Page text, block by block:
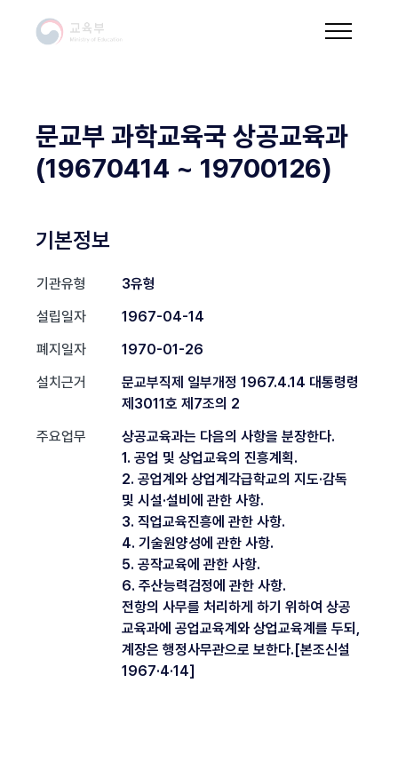
문교부 과학교육국 상공교육과
(19670414 ~ 19700126)
기본정보
기관유형
3유형
설립일자
1967-04-14
폐지일자
1970-01-26
설치근거
문교부직제 일부개정 1967.4.14 대통령령
제3011호 제7조의 2
주요업무
상공교육과는 다음의 사항을 분장한다.
1. 공업 및 상업교육의 진흥계획.
2. 공업계와 상업계각급학교의 지도·감독
및 시설·설비에 관한 사항.
3. 직업교육진흥에 관한 사항.
4. 기술원양성에 관한 사항.
5. 공작교육에 관한 사항.
6. 주산능력검정에 관한 사항.
전항의 사무를 처리하게 하기 위하여 상공
교육과에 공업교육계와 상업교육계를 두되,
계장은 행정사무관으로 보한다.[본조신설
1967·4·14]